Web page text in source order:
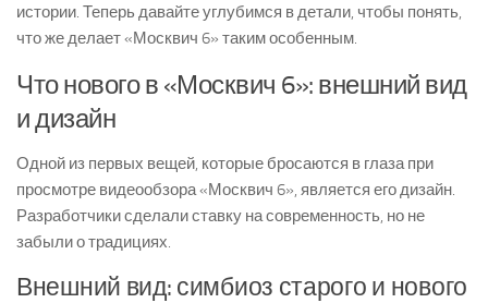
истории. Теперь давайте углубимся в детали, чтобы понять,
что же делает «Москвич 6» таким особенным.
Что нового в «Москвич 6»: внешний вид
и дизайн
Одной из первых вещей, которые бросаются в глаза при
просмотре видеообзора «Москвич 6», является его дизайн.
Разработчики сделали ставку на современность, но не
забыли о традициях.
Внешний вид: симбиоз старого и нового